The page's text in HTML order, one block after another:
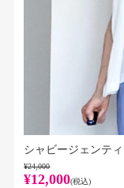
シャビージェンテ
¥24,000
¥12,000(税込)